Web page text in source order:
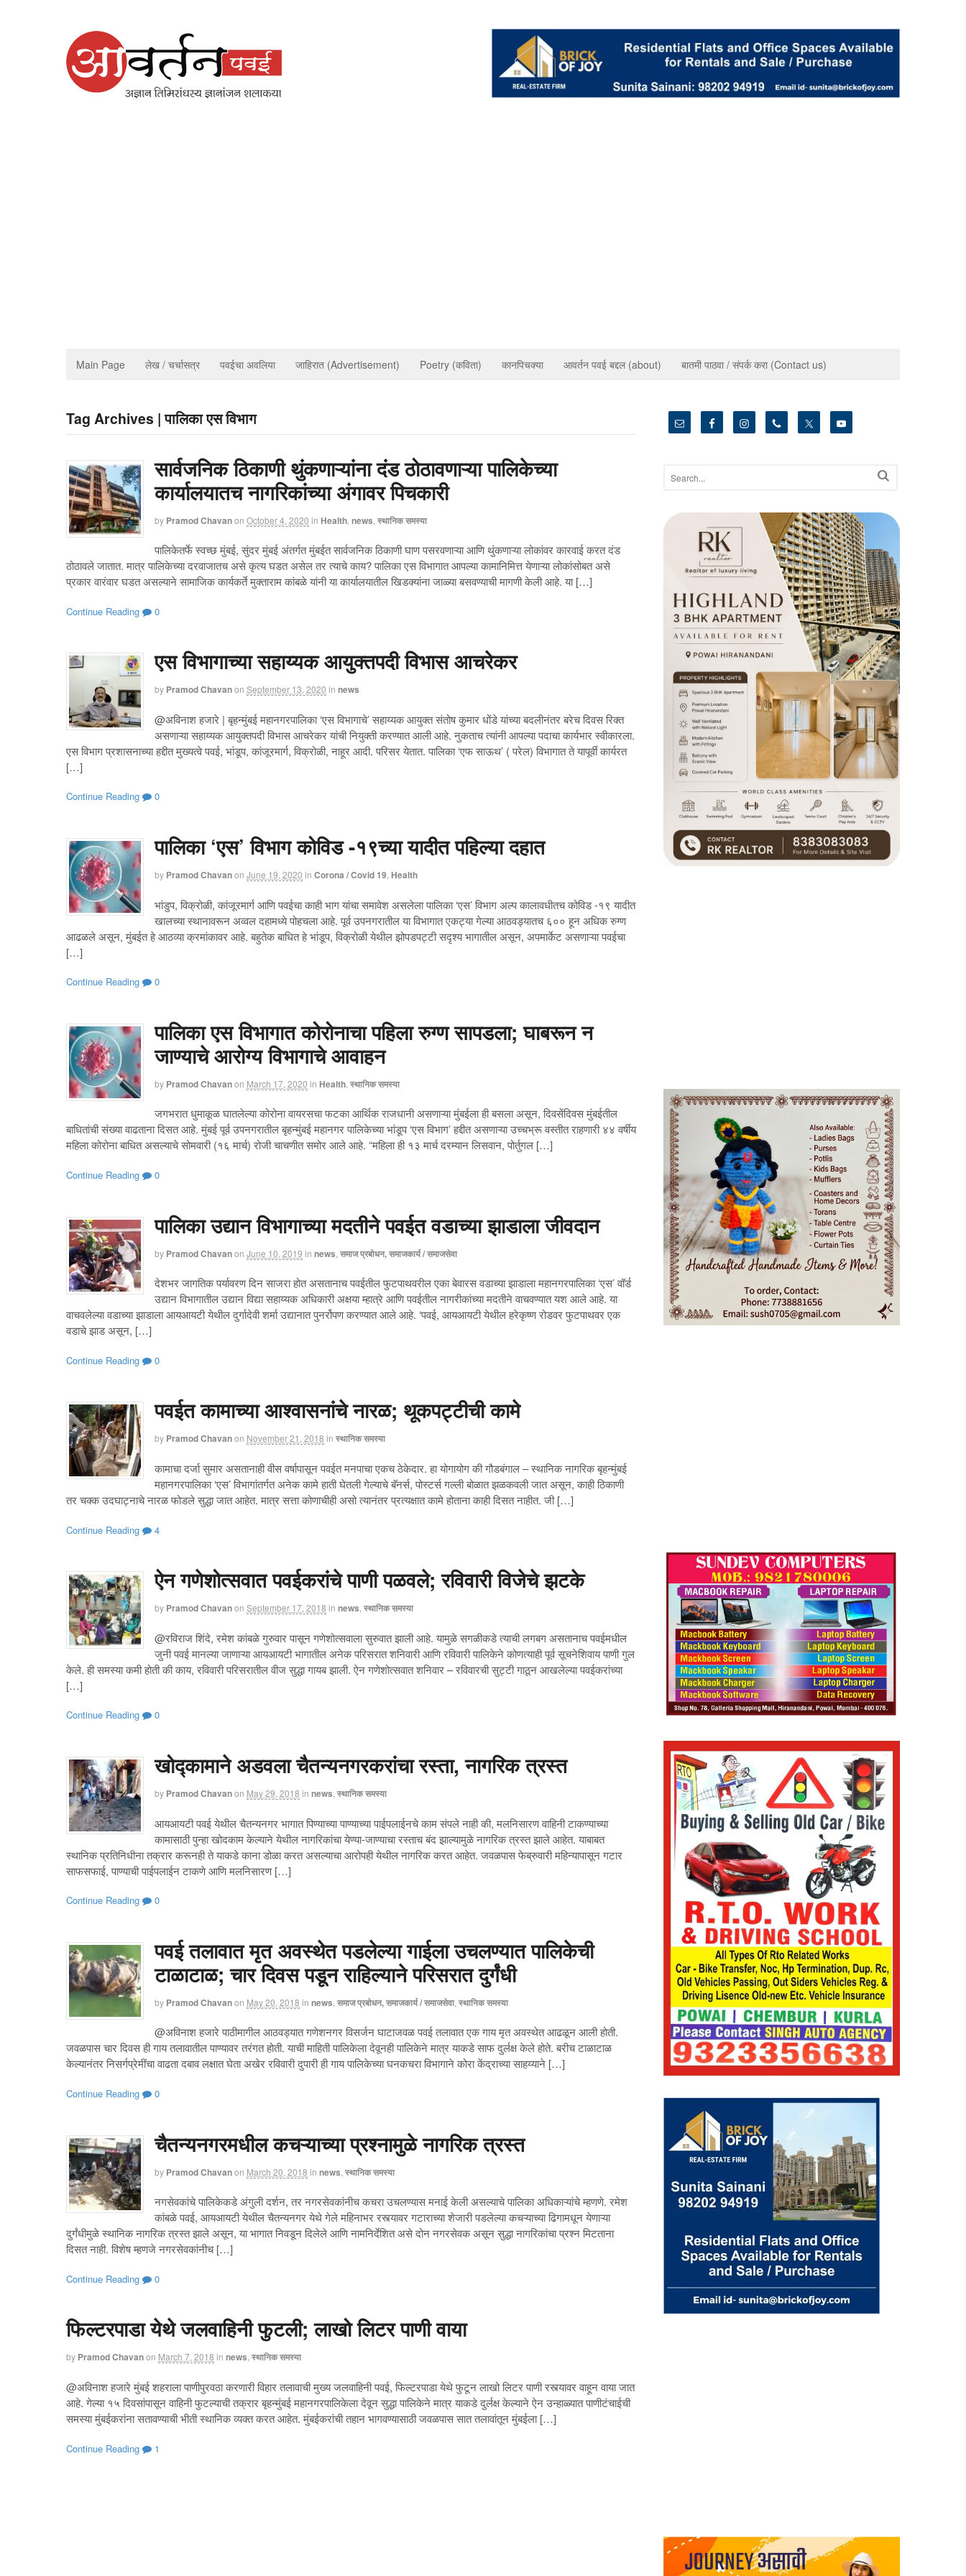
Main Page लेख / चर्चासत्र पवईचा अवलिया जाहिरात (Advertisement) Poetry (कविता) कानपिचक्या आवर्तन पवई बद्दल (about) बातमी पाठवा / संपर्क करा (Contact us)
Tag Archives | पालिका एस विभाग
सार्वजनिक ठिकाणी थुंकणाऱ्यांना दंड ठोठावणाऱ्या पालिकेच्या
कार्यालयातच नागरिकांच्या अंगावर पिचकारी
by Pramod Chavanon October 4, 2020 in Health news स्थानिक समस्या
पालिकेतर्फे स्वच्छ मुंबई, सुंदर मुंबई अंतर्गत मुंबईत सार्वजनिक ठिकाणी घाण पसरवणाऱ्या आणि थुंकणाऱ्या लोकांवर कारवाई करत दंड
ठोठावले जातात. मात्र पालिकेच्या दरवाजातच असे कृत्य घडत असेल तर त्याचे काय? पालिका एस विभागात आपल्या कामानिमित्त येणाऱ्या लोकांसोबत असे
प्रकार वारंवार घडत असल्याने सामाजिक कार्यकर्ते मुक्ताराम कांबळे यांनी या कार्यालयातील खिडक्यांना जाळ्या बसवण्याची मागणी केली आहे. या […]
Continue Reading 0
एस विभागाच्या सहाय्यक आयुक्तपदी विभास आचरेकर
by Pramod Chavanon September 13, 2020 in news
@अविनाश हजारे | बृहन्मुंबई महानगरपालिका ‘एस विभागाचे’ सहाय्यक आयुक्त संतोष कुमार धोंडे यांच्या बदलीनंतर बरेच दिवस रिक्त
असणाऱ्या सहाय्यक आयुक्तपदी विभास आचरेकर यांची नियुक्ती करण्यात आली आहे. नुकताच त्यांनी आपल्या पदाचा कार्यभार स्वीकारला.
एस विभाग प्रशासनाच्या हद्दीत मुख्यत्वे पवई, भांडूप, कांजूरमार्ग, विक्रोळी, नाहूर आदी. परिसर येतात. पालिका ‘एफ साऊथ’ ( परेल) विभागात ते यापूर्वी कार्यरत
[…]
Continue Reading 0
पालिका ‘एस’ विभाग कोविड -१९च्या यादीत पहिल्या दहात
by Pramod Chavanon June 19, 2020 in Corona / Covid 19 Health
भांडुप, विक्रोळी, कांजूरमार्ग आणि पवईचा काही भाग यांचा समावेश असलेला पालिका ‘एस’ विभाग अल्प कालावधीतच कोविड -१९ यादीत
खालच्या स्थानावरून अव्वल दहामध्ये पोहचला आहे. पूर्व उपनगरातील या विभागात एकट्या गेल्या आठवड्यातच ६०० हून अधिक रुग्ण
आढळले असून, मुंबईत हे आठव्या क्रमांकावर आहे. बहुतेक बाधित हे भांडूप, विक्रोळी येथील झोपडपट्टी सदृश्य भागातील असून, अपमार्केट असणाऱ्या पवईचा
[…]
Continue Reading 0
पालिका एस विभागात कोरोनाचा पहिला रुग्ण सापडला; घाबरून न
जाण्याचे आरोग्य विभागाचे आवाहन
by Pramod Chavanon March 17, 2020 in Health स्थानिक समस्या
जगभरात धुमाकूळ घातलेल्या कोरोना वायरसचा फटका आर्थिक राजधानी असणाऱ्या मुंबईला ही बसला असून, दिवसेंदिवस मुंबईतील
बाधितांची संख्या वाढताना दिसत आहे. मुंबई पूर्व उपनगरातील बृहन्मुंबई महानगर पालिकेच्या भांडूप ‘एस विभाग’ हद्दीत असणाऱ्या उच्चभ्रू वस्तीत राहणारी ४४ वर्षीय
महिला कोरोना बाधित असल्याचे सोमवारी (१६ मार्च) रोजी चाचणीत समोर आले आहे. “महिला ही १३ मार्च दरम्यान लिसवान, पोर्तुगल […]
Continue Reading 0
पालिका उद्यान विभागाच्या मदतीने पवईत वडाच्या झाडाला जीवदान
by Pramod Chavanon June 10, 2019 in news समाज प्रबोधन, समाजकार्य / समाजसेवा
देशभर जागतिक पर्यावरण दिन साजरा होत असतानाच पवईतील फुटपाथवरील एका बेवारस वडाच्या झाडाला महानगरपालिका ‘एस’ वॉर्ड
उद्यान विभागातील उद्यान विद्या सहाय्यक अधिकारी अक्षया म्हात्रे आणि पवईतील नागरीकांच्या मदतीने वाचवण्यात यश आले आहे. या
वाचवलेल्या वडाच्या झाडाला आयआयटी येथील दुर्गादेवी शर्मा उद्यानात पुनर्रोपण करण्यात आले आहे. ‘पवई, आयआयटी येथील हरेकृष्ण रोडवर फुटपाथवर एक
वडाचे झाड असून, […]
Continue Reading 0
पवईत कामाच्या आश्वासनांचे नारळ; थूकपट्टीची कामे
by Pramod Chavanon November 21, 2018 in स्थानिक समस्या
कामाचा दर्जा सुमार असतानाही वीस वर्षापासून पवईत मनपाचा एकच ठेकेदार. हा योगायोग की गौडबंगाल – स्थानिक नागरिक बृहन्मुंबई
महानगरपालिका ‘एस’ विभागांतर्गत अनेक कामे हाती घेतली गेल्याचे बॅनर्स, पोस्टर्स गल्ली बोळात झळकवली जात असून, काही ठिकाणी
तर चक्क उदघाट्नाचे नारळ फोडले सुद्धा जात आहेत. मात्र सत्ता कोणाचीही असो त्यानंतर प्रत्यक्षात कामे होताना काही दिसत नाहीत. जी […]
Continue Reading 4
ऐन गणेशोत्सवात पवईकरांचे पाणी पळवले; रविवारी विजेचे झटके
by Pramod Chavanon September 17, 2018 in news स्थानिक समस्या
@रविराज शिंदे, रमेश कांबळे गुरुवार पासून गणेशोत्सवाला सुरुवात झाली आहे. यामुळे सगळीकडे त्याची लगबग असतानाच पवईमधील
जुनी पवई मानल्या जाणाऱ्या आयआयटी भागातील अनेक परिसरात शनिवारी आणि रविवारी पालिकेने कोणत्याही पूर्व सूचनेशिवाय पाणी गुल
केले. ही समस्या कमी होती की काय, रविवारी परिसरातील वीज सुद्धा गायब झाली. ऐन गणेशोत्सवात शनिवार – रविवारची सुट्टी गाठून आखलेल्या पवईकरांच्या
[…]
Continue Reading 0
खोद्कामाने अडवला चैतन्यनगरकरांचा रस्ता, नागरिक त्रस्त
by Pramod Chavanon May 29, 2018 in news स्थानिक समस्या
आयआयटी पवई येथील चैतन्यनगर भागात पिण्याच्या पाण्याच्या पाईपलाईनचे काम संपले नाही की, मलनिसारण वाहिनी टाकण्याच्या
कामासाठी पुन्हा खोदकाम केल्याने येथील नागरिकांचा येण्या-जाण्याचा रस्ताच बंद झाल्यामुळे नागरिक त्रस्त झाले आहेत. याबाबत
स्थानिक प्रतिनिधीना तक्रार करूनही ते याकडे काना डोळा करत असल्याचा आरोपही येथील नागरिक करत आहेत. जवळपास फेब्रुवारी महिन्यापासून गटार
साफसफाई, पाण्याची पाईपलाईन टाकणे आणि मलनिसारण […]
Continue Reading 0
पवई तलावात मृत अवस्थेत पडलेल्या गाईला उचलण्यात पालिकेची
टाळाटाळ; चार दिवस पडून राहिल्याने परिसरात दुर्गंधी
by Pramod Chavanon May 20, 2018 in news समाज प्रबोधन, समाजकार्य / समाजसेवा, स्थानिक समस्या
@अविनाश हजारे पाठीमागील आठवड्यात गणेशनगर विसर्जन घाटाजवळ पवई तलावात एक गाय मृत अवस्थेत आढळून आली होती.
जवळपास चार दिवस ही गाय तलावातील पाण्यावर तरंगत होती. याची माहिती पालिकेला देवूनही पालिकेने मात्र याकडे साफ दुर्लक्ष केले होते. बरीच टाळाटाळ
केल्यानंतर निसर्गप्रेमींचा वाढता दबाव लक्षात घेता अखेर रविवारी दुपारी ही गाय पालिकेच्या घनकचरा विभागाने कोरा केंद्राच्या साहय्याने […]
Continue Reading 0
चैतन्यनगरमधील कचऱ्याच्या प्रश्नामुळे नागरिक त्रस्त
by Pramod Chavanon March 20, 2018 in news स्थानिक समस्या
नगसेवकांचे पालिकेकडे अंगुली दर्शन, तर नगरसेवकांनीच कचरा उचलण्यास मनाई केली असल्याचे पालिका अधिकाऱ्यांचे म्हणणे. रमेश
कांबळे पवई, आयआयटी येथील चैतन्यनगर येथे गेले महिनाभर रस्त्यावर गटाराच्या शेजारी पडलेल्या कचऱ्याच्या ढिगामधून येणाऱ्या
दुर्गंधीमुळे स्थानिक नागरिक त्रस्त झाले असून, या भागात निवडून दिलेले आणि नामनिर्देशित असे दोन नगरसेवक असून सुद्धा नागरिकांचा प्रश्न मिटताना
दिसत नाही. विशेष म्हणजे नगरसेवकांनीच […]
Continue Reading 0
फिल्टरपाडा येथे जलवाहिनी फुटली; लाखो लिटर पाणी वाया
by Pramod Chavanon March 7, 2018 in news स्थानिक समस्या
@अविनाश हजारे मुंबई शहराला पाणीपुरवठा करणारी विहार तलावाची मुख्य जलवाहिनी पवई, फिल्टरपाडा येथे फुटून लाखो लिटर पाणी रस्त्यावर वाहून वाया जात
आहे. गेल्या १५ दिवसांपासून वाहिनी फुटल्याची तक्रार बृहन्मुंबई महानगरपालिकेला देवून सुद्धा पालिकेने मात्र याकडे दुर्लक्ष केल्याने ऐन उन्हाळ्यात पाणीटंचाईची
समस्या मुंबईकरांना सतावण्याची भीती स्थानिक व्यक्त करत आहेत. मुंबईकरांची तहान भागवण्यासाठी जवळपास सात तलावांतून मुंबईला […]
Continue Reading 1